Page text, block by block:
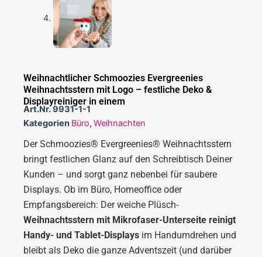
Weihnachtlicher Schmoozies Evergreenies
Weihnachtsstern mit Logo – festliche Deko &
Displayreiniger in einem
Art.Nr.9931-1-1
Kategorien Büro, Weihnachten
Der Schmoozies® Evergreenies® Weihnachtsstern
bringt festlichen Glanz auf den Schreibtisch Deiner
Kunden – und sorgt ganz nebenbei für saubere
Displays. Ob im Büro, Homeoffice oder
Empfangsbereich: Der weiche Plüsch-
Weihnachtsstern mit Mikrofaser-Unterseite reinigt
Handy- und Tablet-Displays im Handumdrehen und
bleibt als Deko die ganze Adventszeit (und darüber